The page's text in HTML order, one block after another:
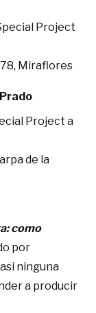
Project
Miraflores
Project a
de la
como
por
ninguna
a producir